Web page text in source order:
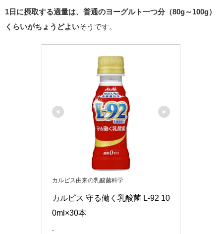
1日に摂取する適量は、普通のヨーグルト一つ分（80g～100g）
くらいがちょうどよいそうです。
カルピス由来の乳酸菌科学
カルピス 守る働く乳酸菌 L-92 10
0ml×30本
-